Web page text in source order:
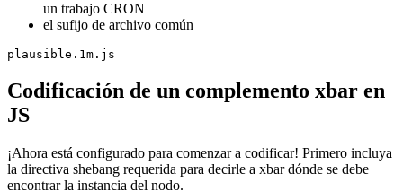
El nombre del archivo consta de tres partes, todas separadas por un
punto.
su nombre de complemento único
un trabajo CRON
Codificación de un complemento xbar en